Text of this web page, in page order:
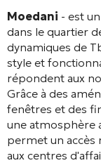
Moedani - est
dans le quartier
dynamiques de
style et
répondent aux
Grâce à des
fenêtres et des
une atmosphère
permet un accès
aux centres